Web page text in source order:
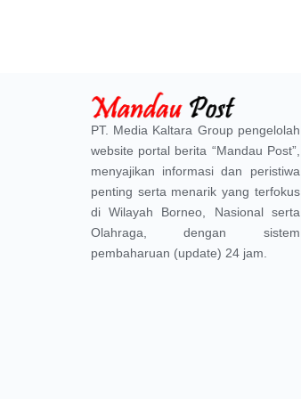
PT. Media Kaltara Group pengelolah
website portal berita “Mandau Post”,
menyajikan informasi dan peristiwa
penting serta menarik yang terfokus
di Wilayah Borneo, Nasional serta
Olahraga, dengan sistem
pembaharuan (update) 24 jam.